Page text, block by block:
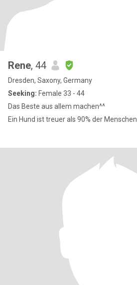
Rene, 44
Dresden, Saxony, Germany
Seeking: Female 33 - 44
Das Beste aus allem machen^^
Ein Hund ist treuer als 90% der Menschen